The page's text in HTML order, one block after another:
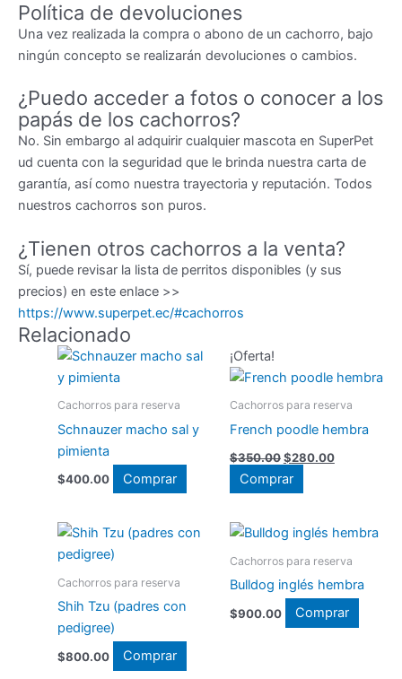
Política de devoluciones
Una vez realizada la compra o abono de un cachorro, bajo
ningún concepto se realizarán devoluciones o cambios.
¿Puedo acceder a fotos o conocer a los
papás de los cachorros?
No. Sin embargo al adquirir cualquier mascota en SuperPet
ud cuenta con la seguridad que le brinda nuestra carta de
garantía, así como nuestra trayectoria y reputación. Todos
nuestros cachorros son puros.
¿Tienen otros cachorros a la venta?
Sí, puede revisar la lista de perritos disponibles (y sus
precios) en este enlace >>
https://www.superpet.ec/#cachorros
Relacionado
Cachorros para reserva
Schnauzer macho sal y
pimienta
$400.00 Comprar
¡Oferta!
Cachorros para reserva
French poodle hembra
$350.00El
precio
original
$280.00El
precio
Comprar
Cachorros para reserva
Shih Tzu (padres con
pedigree)
$800.00 Comprar
Cachorros para reserva
Bulldog inglés hembra
$900.00 Comprar